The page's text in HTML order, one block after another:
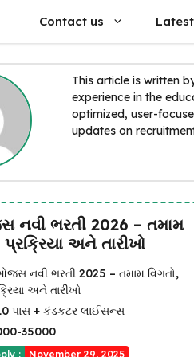
Contact us
This article is written
experience in the
optimized, user-
updates on
નવી ભરતી 2026 – તમામ
અને તારીખો
નવી ભરતી 2025 – તમામ વિગતો,
અને તારીખો
પાસ + કંડકટર લાઈસન્સ
35000
: November 29, 2025